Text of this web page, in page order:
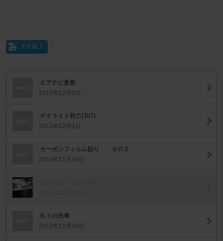
イイね！
エアナビ更新
2011年12月2日
デイライト死亡(ToT)
2011年12月1日
カーボンフィルム貼り その２
2011年11月29日
久々の洗車
2011年11月26日